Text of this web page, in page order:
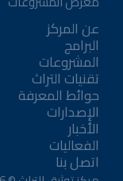
عن المركز
البرامج
المشروعات
تقنيات التراث
حوائط المعرفة
الإصدارات
الأخبار
الفعاليات
اتصل بنا